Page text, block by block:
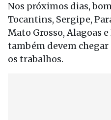
Nos próximos dias,
Tocantins, Sergipe,
Mato Grosso, Alagoas
também devem
os trabalhos.